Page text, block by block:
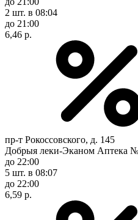
2 шт. в 08:04
до 21:00
6,46 р.
пр-т Рокоссовского, д. 145
Добрыя леки-Эканом Аптека
до 22:00
5 шт. в 08:07
до 22:00
6,59 р.